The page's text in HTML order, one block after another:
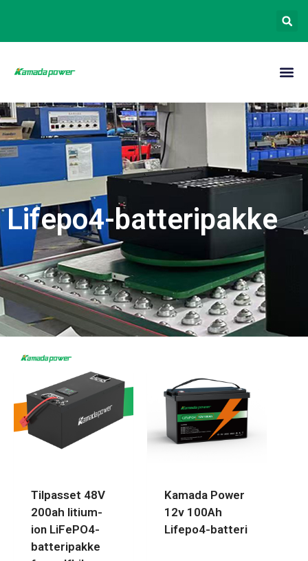
Lifepo4-batteripakke
Tilpasset 48V
200ah litium-
ion LiFePO4-
batteripakke
Kamada Power
12v 100Ah
Lifepo4-batteri